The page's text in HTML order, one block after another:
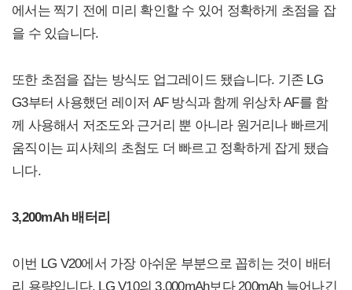
에서는 찍기 전에 미리 확인할 수 있어 정확하게 초점을 잡
을 수 있습니다.
또한 초점을 잡는 방식도 업그레이드 됐습니다. 기존 LG
G3부터 사용했던 레이저 AF 방식과 함께 위상차 AF를 함
께 사용해서 저조도와 근거리 뿐 아니라 원거리나 빠르게
움직이는 피사체의 초첨도 더 빠르고 정확하게 잡게 됐습
니다.
3,200mAh 배터리
이번 LG V20에서 가장 아쉬운 부분으로 꼽히는 것이 배터
리 용량입니다. LG V10의 3,000mAh보다 200mAh 늘어나긴